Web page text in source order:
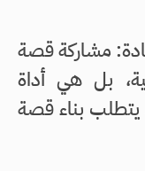
مشاركة قصة
بل هي أداة
يتطلب بناء قصة